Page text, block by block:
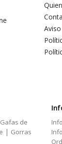
Gafas de
| Gorras